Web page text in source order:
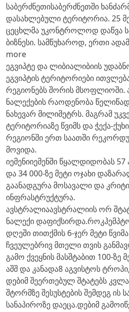
საბერძნეთისაბერძნეთში
დასახლებული ტერიტორია. 25
ცეცხლმა უკონტროლოდ დაწვა
ბიზნესი. სამწუხაროდ, ერთი
more
ეგვიპტე და ლიბიალიბიის
ეგვიპტის ტერიტორიები
რეგიონებს შორის მსოფლიოში.
ნალექების რაოდენობა
ნახევარ მილიმეტრს. მაგრამ
ტერიტორიაზე წვიმს და ჭექა-
რეგიონში ერთ საათში
მოვიდა.
იემენიიემენში წყალდიდობას
და 34 000-ზე მეტი ოჯახი
გაანადგურა მოსავალი და
ინფრასტრუქტურა.
ავსტრალიაავსტრალიის ორ
ნალექი
დღეში თითქმის 6-ჯერ მეტი
ჩვეულებრივ მთელი თვის
გამო ქვეყნის მასშტაბით 100-ზე
აშშ და კანადა8 აგვისტოს
დებიმ შეერთებულ შტატებს
შტორმზე შესუსტების შემდეგ
სანაპიროზე დაეცა.დებიმ